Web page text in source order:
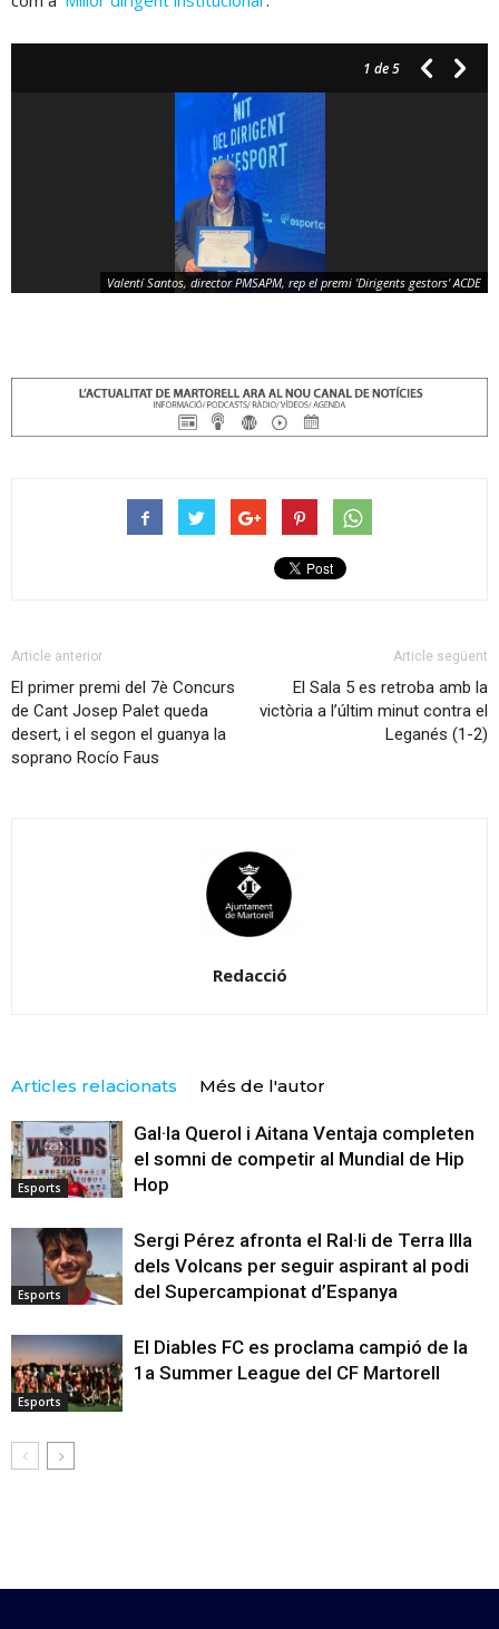
1 de 5
Valentí Santos, director PMSAPM, rep el premi 'Dirigents gestors' ACDE
Article anterior
El primer premi del 7è Concurs
de Cant Josep Palet queda
desert, i el segon el guanya la
soprano Rocío Faus
Article següent
El Sala 5 es retroba amb la
victòria a l’últim minut contra el
Leganés (1-2)
Redacció
Articles relacionats Més de l'autor
Esports
Gal·la Querol i Aitana Ventaja completen
el somni de competir al Mundial de Hip
Hop
Esports
Sergi Pérez afronta el Ral·li de Terra Illa
dels Volcans per seguir aspirant al podi
del Supercampionat d’Espanya
Esports
El Diables FC es proclama campió de la
1a Summer League del CF Martorell